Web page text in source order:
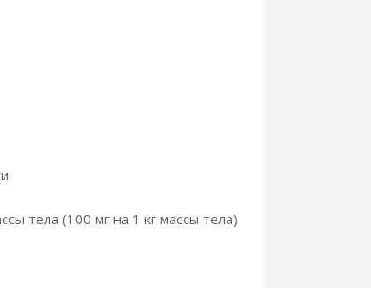
тела (100 мг на 1 кг массы тела)